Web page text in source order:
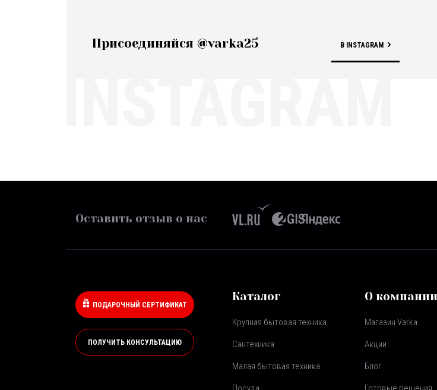
Присоединяйся @varka25 В INSTAGRAM
Оставить отзыв о нас
ПОДАРОЧНЫЙ СЕРТИФИКАТ
ПОЛУЧИТЬ КОНСУЛЬТАЦИЮ
Каталог
Крупная бытовая техника
Сантехника
Малая бытовая техника
О компании
Магазин Varka
Акции
Блог